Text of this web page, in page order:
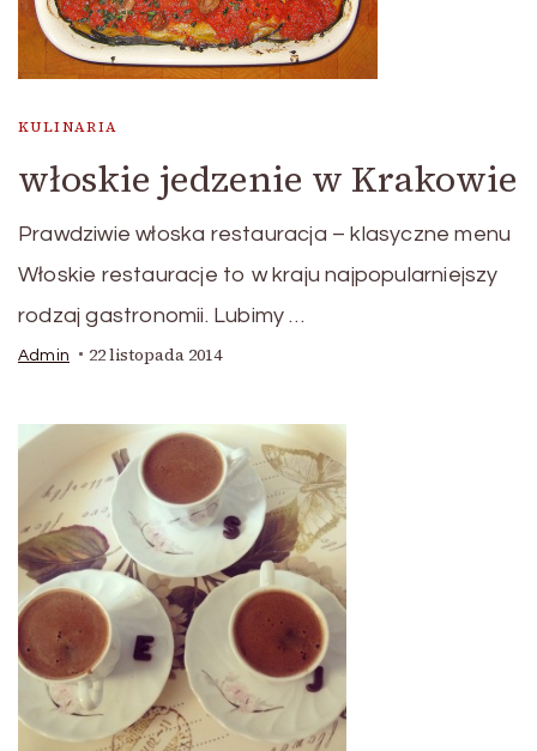
KULINARIA
włoskie jedzenie w Krakowie
Prawdziwie włoska restauracja – klasyczne menu
Włoskie restauracje to w kraju najpopularniejszy
rodzaj gastronomii. Lubimy …
Admin 22 listopada 2014